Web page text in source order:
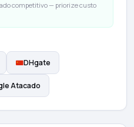
competitivo — priorize custo
DHgate
Atacado